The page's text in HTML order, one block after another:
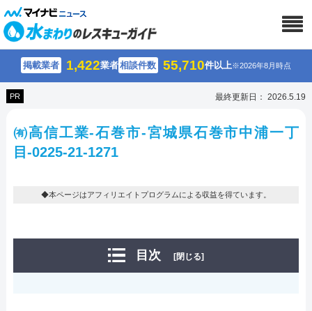
掲載業者 1,422業者相談件数 55,710件以上※2026年8月時点
PR 最終更新日： 2026.5.19
㈲高信工業-石巻市-宮城県石巻市中浦一丁
目-0225-21-1271
◆本ページはアフィリエイトプログラムによる収益を得ています。
目次 [閉じる]